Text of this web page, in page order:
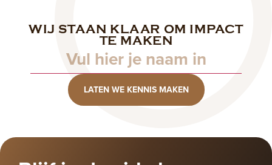
WIJ STAAN KLAAR OM IMPACT
TE MAKEN
Naam
LATEN WE KENNIS MAKEN